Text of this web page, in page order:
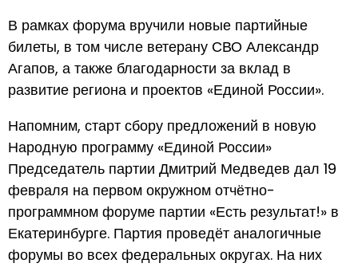
В рамках форума вручили новые партийные
билеты, в том числе ветерану СВО Александр
Агапов, а также благодарности за вклад в
развитие региона и проектов «Единой России».
Напомним, старт сбору предложений в новую
Народную программу «Единой России»
Председатель партии Дмитрий Медведев дал 19
февраля на первом окружном отчётно-
программном форуме партии «Есть результат!» в
Екатеринбурге. Партия проведёт аналогичные
форумы во всех федеральных округах. На них